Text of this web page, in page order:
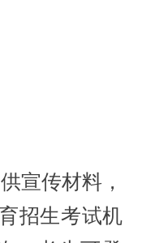
传材料，
招生考试机